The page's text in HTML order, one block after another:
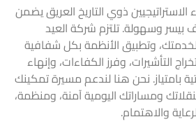
ذوي التاريخ العريق يضمن
وسهولة. تلتزم شركة العيد
لخدمتك، وتطبيق الأنظمة بكل شفافية
التأشيرات، وفرز الكفاءات، وإنهاء
بامتياز. نحن هنا لندعم مسيرة تمكينك
ومساراتك اليومية آمنة، ومنظمة،
والاهتمام.